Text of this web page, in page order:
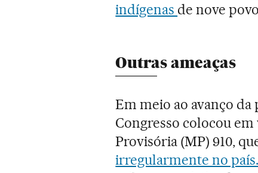
indígenas de nove
Outras ameaças
Em meio ao avanço
Congresso colocou
Provisória (MP) 910,
irregularmente no país.